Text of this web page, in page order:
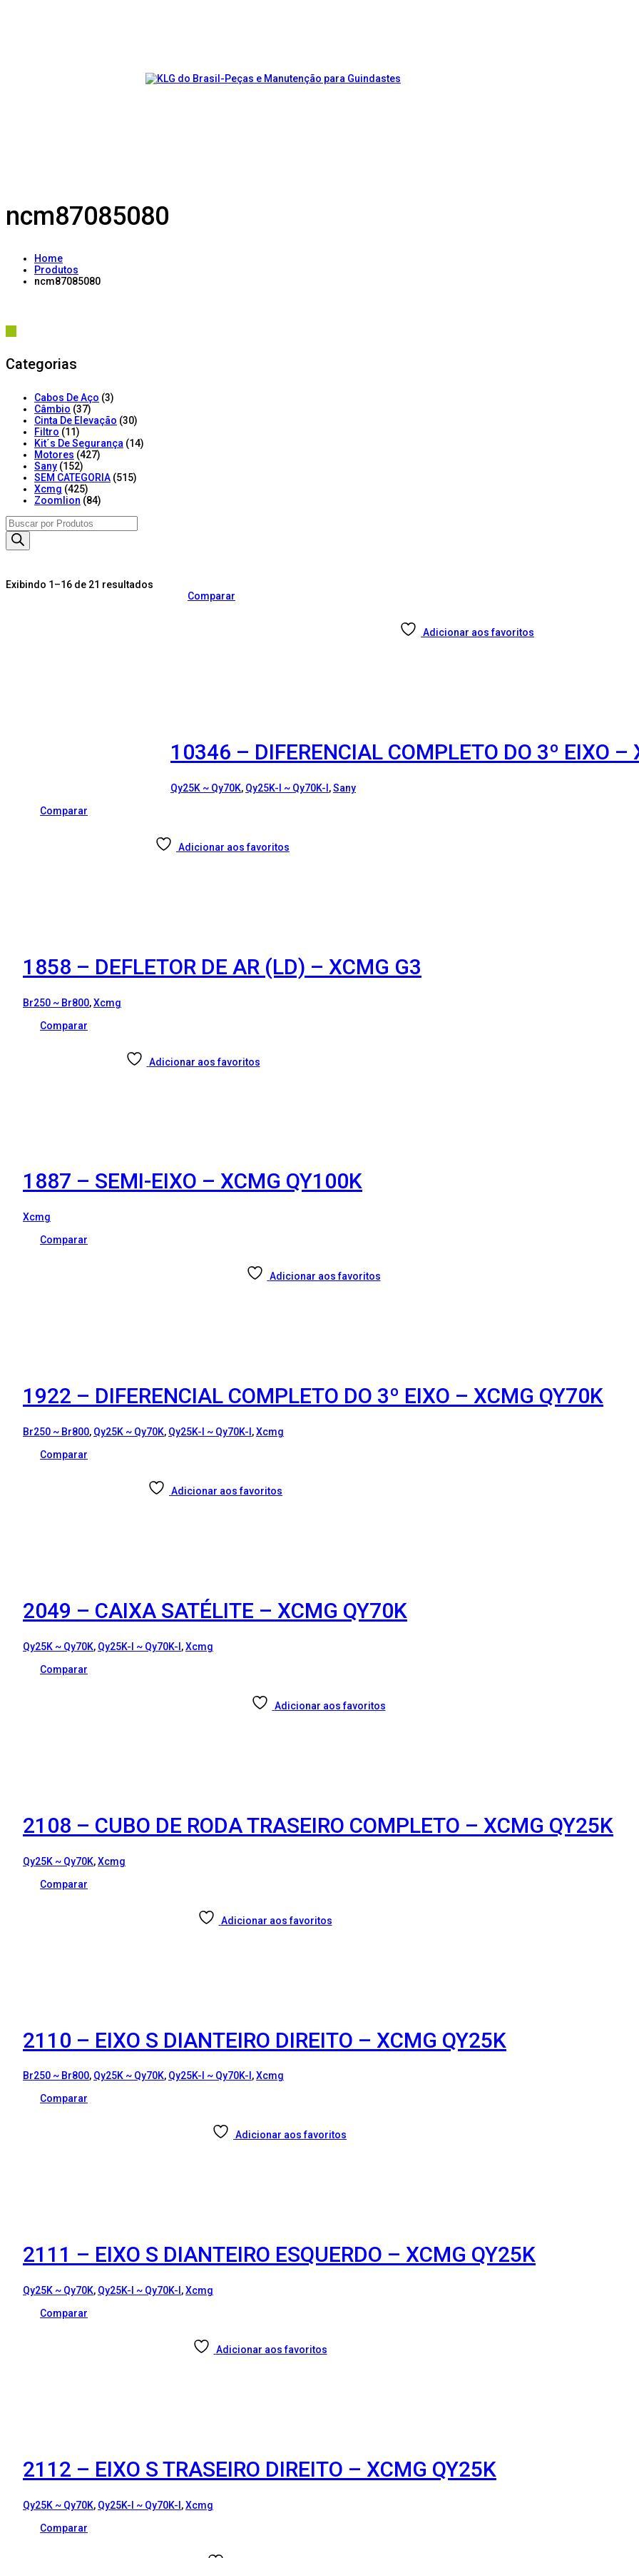
ncm87085080
Home
Produtos
ncm87085080
Categorias
Cabos De Aço (3)
Câmbio (37)
Cinta De Elevação (30)
Filtro (11)
Kit´s De Segurança (14)
Motores (427)
Sany (152)
SEM CATEGORIA (515)
Xcmg (425)
Zoomlion (84)
Products
search
Exibindo 1–16 de 21 resultados
Comparar
Adicionar aos favoritos
10346 – DIFERENCIAL COMPLETO DO 3º EIXO –
Qy25K ~ Qy70K, Qy25K-I ~ Qy70K-I ,Sany
Comparar
Adicionar aos favoritos
1858 – DEFLETOR DE AR (LD) – XCMG G3
Br250 ~ Br800,Xcmg
Comparar
Adicionar aos favoritos
1887 – SEMI-EIXO – XCMG QY100K
Xcmg
Comparar
Adicionar aos favoritos
1922 – DIFERENCIAL COMPLETO DO 3º EIXO – XCMG QY70K
Br250 ~ Br800, Qy25K ~ Qy70K, Qy25K-I ~ Qy70K-I ,Xcmg
Comparar
Adicionar aos favoritos
2049 – CAIXA SATÉLITE – XCMG QY70K
Qy25K ~ Qy70K, Qy25K-I ~ Qy70K-I ,Xcmg
Comparar
Adicionar aos favoritos
2108 – CUBO DE RODA TRASEIRO COMPLETO – XCMG QY25K
Qy25K ~ Qy70K,Xcmg
Comparar
Adicionar aos favoritos
2110 – EIXO S DIANTEIRO DIREITO – XCMG QY25K
Br250 ~ Br800, Qy25K ~ Qy70K, Qy25K-I ~ Qy70K-I ,Xcmg
Comparar
Adicionar aos favoritos
2111 – EIXO S DIANTEIRO ESQUERDO – XCMG QY25K
Qy25K ~ Qy70K, Qy25K-I ~ Qy70K-I ,Xcmg
Comparar
Adicionar aos favoritos
2112 – EIXO S TRASEIRO DIREITO – XCMG QY25K
Qy25K ~ Qy70K, Qy25K-I ~ Qy70K-I ,Xcmg
Comparar